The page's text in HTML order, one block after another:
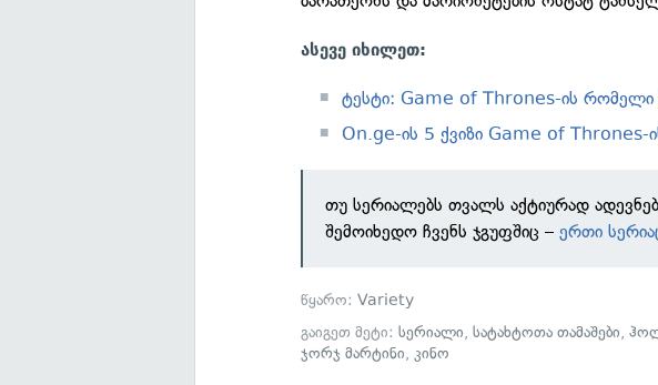
ასევე იხილეთ:
ტესტი: Game of Thrones-ის რომელი
On.ge-ის 5 ქვიზი Game of Thrones-
თუ სერიალებს თვალს აქტიურად
შემოიხედო ჩვენს ჯგუფშიც –ერთი
წყარო:Variety
გაიგეთ მეტი:სერიალი,სატახტოთა თამაშები,
ჯორჯ მარტინი,კინო